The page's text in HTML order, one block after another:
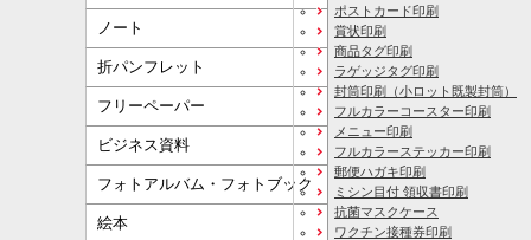
ノート
折パンフレット
フリーペーパー
ビジネス資料
フォトアルバム・フォトブック
絵本
ポストカード印刷
賞状印刷
商品タグ印刷
ラゲッジタグ印刷
封筒印刷
（小ロット既製封筒）
フルカラーコースター印刷
メニュー印刷
フルカラーステッカー印刷
郵便ハガキ印刷
ミシン目付 領収書印刷
抗菌マスクケース
ワクチン接種券印刷